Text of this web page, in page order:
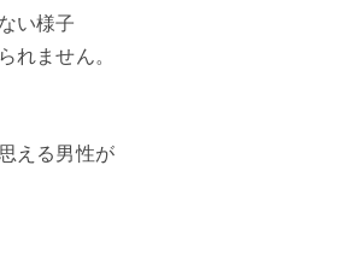
い様子
れません。
える男性が